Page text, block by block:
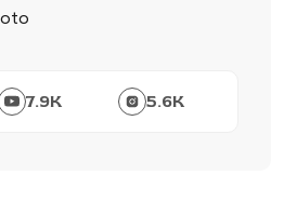
7.9K 5.6K